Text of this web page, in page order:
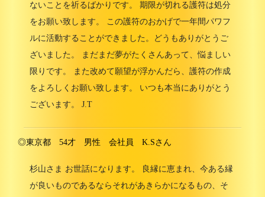
ないことを祈るばかりです。 期限が切れる護符は処分
をお願い致します。 この護符のおかげで一年間パワフ
ルに活動することができました。どうもありがとうご
ざいました。 まだまだ夢がたくさんあって、悩ましい
限りです。 また改めて願望が浮かんだら、護符の作成
をよろしくお願い致します。 いつも本当にありがとう
ございます。 J.T
◎東京都 54才 男性 会社員 K.Sさん
杉山さま お世話になります。 良縁に恵まれ、今ある縁
が良いものであるならそれがあきらかになるもの、そ